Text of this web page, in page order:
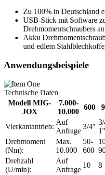
Zu 100% in Deutschland
USB-Stick mit Software
Drehmomentschraubers
Akku
und edlem
Anwendungsbeispiele
Technische Daten
Modell MIG-
JOX
7.000-
10.000
600
Vierkantantrieb:
Auf
Anfrage
3/4″
1″
Drehmoment
(Nm):
Max.
10.000
50-
600
Drehzahl
(U/min):
Auf
Anfrage
10 8